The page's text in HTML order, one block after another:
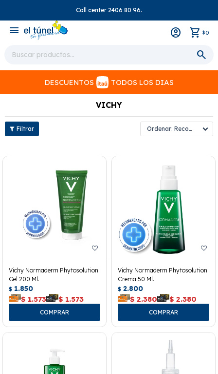
Call center 2406 80 96.
menu $0
DESCUENTOS TODOS LOS DIAS
VICHY
Recomendados
Vichy Normaderm Phytosolution
Gel 200 Ml.
$ 1.850
$ 1.573 $ 1.573
Vichy Normaderm Phytosolution
Crema 50 Ml.
$ 2.800
$ 2.380 $ 2.380
close